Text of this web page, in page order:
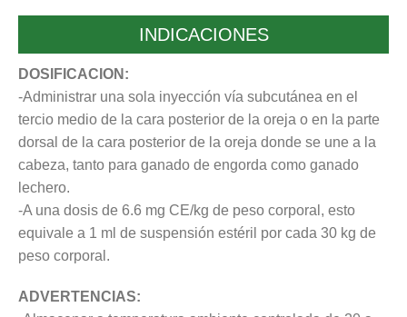
INDICACIONES
DOSIFICACION:
-Administrar una sola inyección vía subcutánea en el
tercio medio de la cara posterior de la oreja o en la parte
dorsal de la cara posterior de la oreja donde se une a la
cabeza, tanto para ganado de engorda como ganado
lechero.
-A una dosis de 6.6 mg CE/kg de peso corporal, esto
equivale a 1 ml de suspensión estéril por cada 30 kg de
peso corporal.
ADVERTENCIAS: